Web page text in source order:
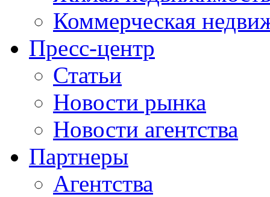
Коммерческая
Пресс-центр
Статьи
Новости рынка
Новости агентства
Партнеры
Агентства